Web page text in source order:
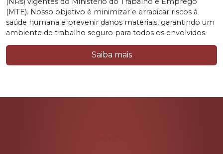
(MTE). Nosso objetivo é minimizar e erradicar riscos à
saúde humana e prevenir danos materiais, garantindo um
ambiente de trabalho seguro para todos os envolvidos.
Saiba mais